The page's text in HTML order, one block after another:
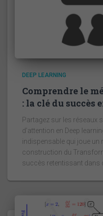
DEEP LEARNING
Comprendre le
: la clé du succès
Partagez sur les réseaux
d’attention en Deep
indispensable qui joue un
construction du
succès retentissant dans